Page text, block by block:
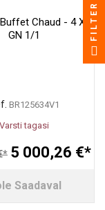
Chaud - 4 X
GN 1/1
BR125634V1
Varsti tagasi
5 000,26 €*
Saadaval
FILTER